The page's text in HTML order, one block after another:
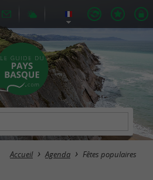
Accueil Agenda Fêtes populaires